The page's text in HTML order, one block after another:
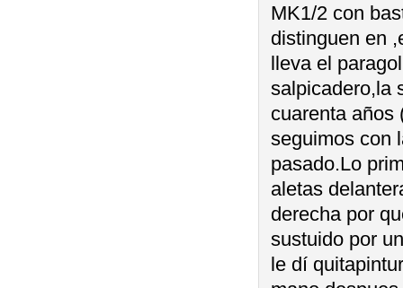
MK1/2 con
distinguen en
lleva el
salpicadero,la
cuarenta años
seguimos con
pasado.Lo
aletas
derecha por
sustuido por
le dí